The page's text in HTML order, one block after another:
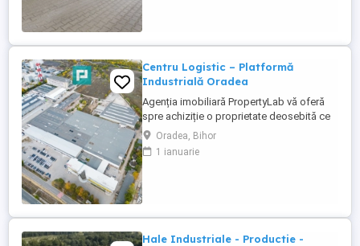
Centru Logistic – Platformă
Industrială Oradea
Agenția imobiliară PropertyLab vă oferă
spre achiziție o proprietate deosebită ce
constă într-o platformă industrială cu hale,
spații comerciale și showroom. Locație:
Oradea, Șoseaua Borșului zona
Oradea, Bihor
1 ianuarie
Hale Industriale - Productie -